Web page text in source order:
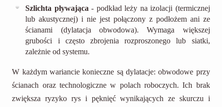
Szlichta pływająca - podkład leży na izolacji (termicznej
lub akustycznej) i nie jest połączony z podłożem ani ze
ścianami (dylatacja obwodowa). Wymaga większej
grubości i często zbrojenia rozproszonego lub siatki,
zależnie od systemu.
W każdym wariancie konieczne są dylatacje: obwodowe przy
ścianach oraz technologiczne w polach roboczych. Ich brak
zwiększa ryzyko rys i pęknięć wynikających ze skurczu i